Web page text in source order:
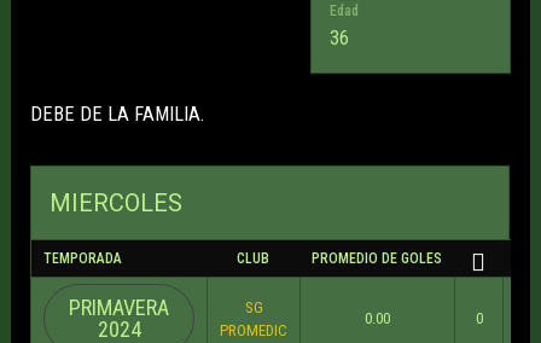
Edad
36
DEBE DE LA FAMILIA.
MIERCOLES
TEMPORADA CLUB PROMEDIO DE GOLES
PRIMAVERA
2024
SG
PROMEDIC
0.00 0